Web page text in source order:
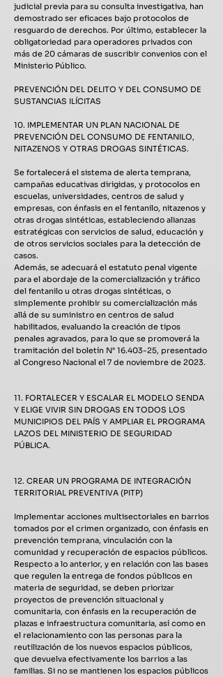
judicial previa para su consulta investigativa, han
demostrado ser eficaces bajo protocolos de
resguardo de derechos. Por último, establecer la
obligatoriedad para operadores privados con
más de 20 cámaras de suscribir convenios con el
Ministerio Público.
PREVENCIÓN DEL DELITO Y DEL CONSUMO DE
SUSTANCIAS ILÍCITAS
10. IMPLEMENTAR UN PLAN NACIONAL DE
PREVENCIÓN DEL CONSUMO DE FENTANILO,
NITAZENOS Y OTRAS DROGAS SINTÉTICAS.
Se fortalecerá el sistema de alerta temprana,
campañas educativas dirigidas, y protocolos en
escuelas, universidades, centros de salud y
empresas, con énfasis en el fentanilo, nitazenos y
otras drogas sintéticas, estableciendo alianzas
estratégicas con servicios de salud, educación y
de otros servicios sociales para la detección de
casos.
Además, se adecuará el estatuto penal vigente
para el abordaje de la comercialización y tráfico
del fentanilo u otras drogas sintéticas, o
simplemente prohibir su comercialización más
allá de su suministro en centros de salud
habilitados, evaluando la creación de tipos
penales agravados, para lo que se promoverá la
tramitación del boletín N° 16.403-25, presentado
al Congreso Nacional el 7 de noviembre de 2023.
11. FORTALECER Y ESCALAR EL MODELO SENDA
Y ELIGE VIVIR SIN DROGAS EN TODOS LOS
MUNICIPIOS DEL PAÍS Y AMPLIAR EL PROGRAMA
LAZOS DEL MINISTERIO DE SEGURIDAD
PÚBLICA.
12. CREAR UN PROGRAMA DE INTEGRACIÓN
TERRITORIAL PREVENTIVA (PITP)
Implementar acciones multisectoriales en barrios
tomados por el crimen organizado, con énfasis en
prevención temprana, vinculación con la
comunidad y recuperación de espacios públicos.
Respecto a lo anterior, y en relación con las bases
que regulen la entrega de fondos públicos en
materia de seguridad, se deben priorizar
proyectos de prevención situacional y
comunitaria, con énfasis en la recuperación de
plazas e infraestructura comunitaria, así como en
el relacionamiento con las personas para la
reutilización de los nuevos espacios públicos,
que devuelva efectivamente los barrios a las
familias. Si no se mantienen los espacios públicos